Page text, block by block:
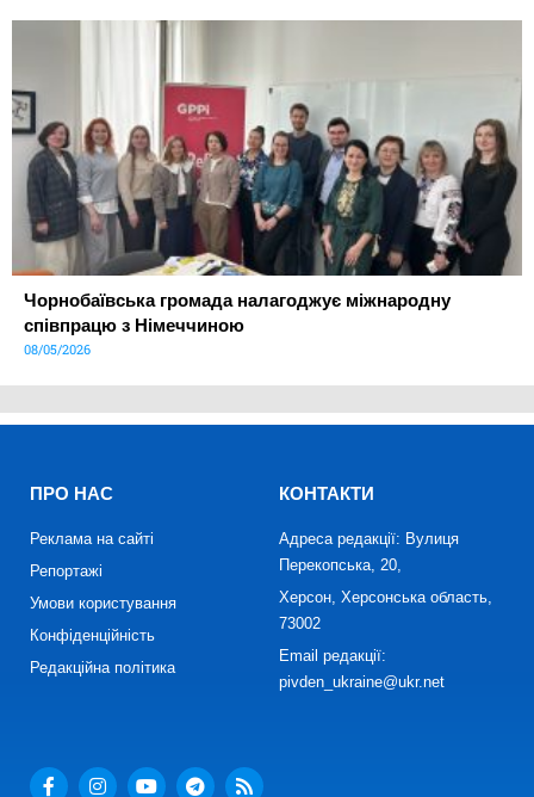
Чорнобаївська громада налагоджує міжнародну
співпрацю з Німеччиною
08/05/2026
ПРО НАС
Реклама на сайті
Репортажі
Умови користування
Конфіденційність
Редакційна політика
КОНТАКТИ
Адреса редакції: Вулиця
Перекопська, 20,
Херсон, Херсонська область,
73002
Email редакції:
pivden_ukraine@ukr.net